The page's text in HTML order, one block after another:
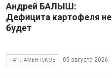
Андрей БАЛЫШ:
Дефицита картофеля не
будет
ПАРЛАМЕНТСКОЕ 05 августа 2026